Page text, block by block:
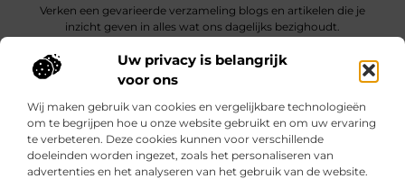
Uw privacy is belangrijk
voor ons
Wij maken gebruik van cookies en vergelijkbare technologieën
om te begrijpen hoe u onze website gebruikt en om uw ervaring
te verbeteren. Deze cookies kunnen voor verschillende
doeleinden worden ingezet, zoals het personaliseren van
advertenties en het analyseren van het gebruik van de website.
Verken een gevarieerde verzameling blogs en artikelen die je
inzicht geven in alles wat ons dagelijks bezighoudt.
Bericht categorie
Onze informatie